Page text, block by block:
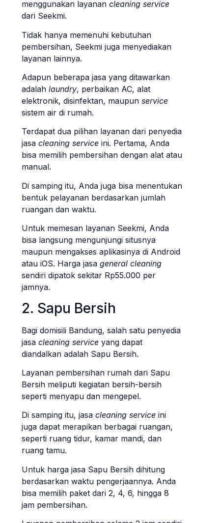
menggunakan layanan cleaning service
dari Seekmi.
Tidak hanya memenuhi kebutuhan
pembersihan, Seekmi juga menyediakan
layanan lainnya.
Adapun beberapa jasa yang ditawarkan
adalah laundry, perbaikan AC, alat
elektronik, disinfektan, maupun service
sistem air di rumah.
Terdapat dua pilihan layanan dari penyedia
jasa cleaning service ini. Pertama, Anda
bisa memilih pembersihan dengan alat atau
manual.
Di samping itu, Anda juga bisa menentukan
bentuk pelayanan berdasarkan jumlah
ruangan dan waktu.
Untuk memesan layanan Seekmi, Anda
bisa langsung mengunjungi situsnya
maupun mengakses aplikasinya di Android
atau iOS. Harga jasa general cleaning
sendiri dipatok sekitar Rp55.000 per
jamnya.
2. Sapu Bersih
Bagi domisili Bandung, salah satu penyedia
jasa cleaning service yang dapat
diandalkan adalah Sapu Bersih.
Layanan pembersihan rumah dari Sapu
Bersih meliputi kegiatan bersih-bersih
seperti menyapu dan mengepel.
Di samping itu, jasa cleaning service ini
juga dapat merapikan berbagai ruangan,
seperti ruang tidur, kamar mandi, dan
ruang tamu.
Untuk harga jasa Sapu Bersih dihitung
berdasarkan waktu pengerjaannya. Anda
bisa memilih paket dari 2, 4, 6, hingga 8
jam pembersihan.